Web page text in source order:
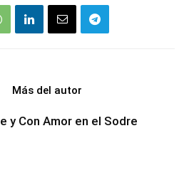
Más del autor
y Con Amor en el Sodre